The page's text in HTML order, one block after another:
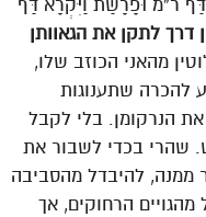
דרך לתקן את הגאוותן
מהאני הכוזב שלו,
להכרה שתענוגות
את הנרקומן. בלי לקבל
שהרי בכדי לשבור את
ממנה, להיבדל מהסביבה
הרחוקים, אך